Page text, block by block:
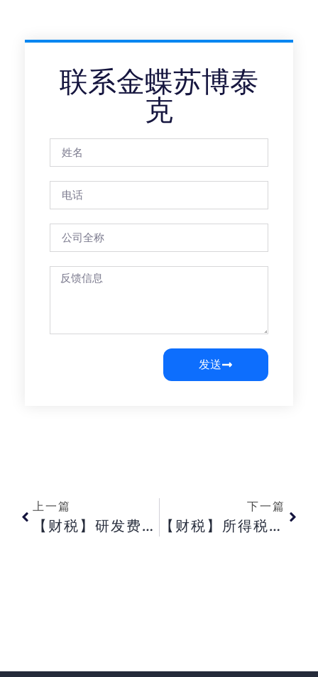
联系金蝶苏博泰
克
发送
上一篇
【财税】研发费用加计扣除导致的税会差异是什么差异吗?
下一篇
【财税】所得税季报时成本票多于收入要交税吗?